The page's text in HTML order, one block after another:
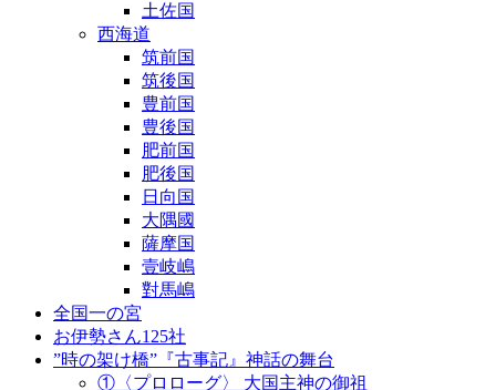
土佐国
西海道
筑前国
筑後国
豊前国
豊後国
肥前国
肥後国
日向国
大隅國
薩摩国
壹岐嶋
對馬嶋
全国一の宮
お伊勢さん125社
”時の架け橋”『古事記』神話の舞台
①〈プロローグ〉 大国主神の御祖